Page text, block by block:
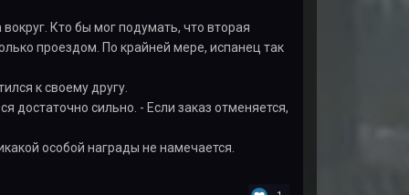
Кто бы мог подумать, что вторая
проездом. По крайней мере, испанец так
к своему другу.
сильно. - Если заказ отменяется,
особой награды не намечается.